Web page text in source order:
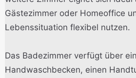
Gästezimmer oder Homeoffice
Lebenssituation flexibel nutzen.
Das Badezimmer verfügt über
Handwaschbecken, einen